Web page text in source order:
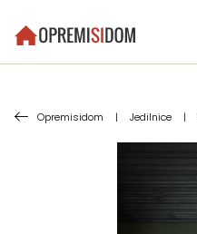
Opremisidom | Jedilnice |